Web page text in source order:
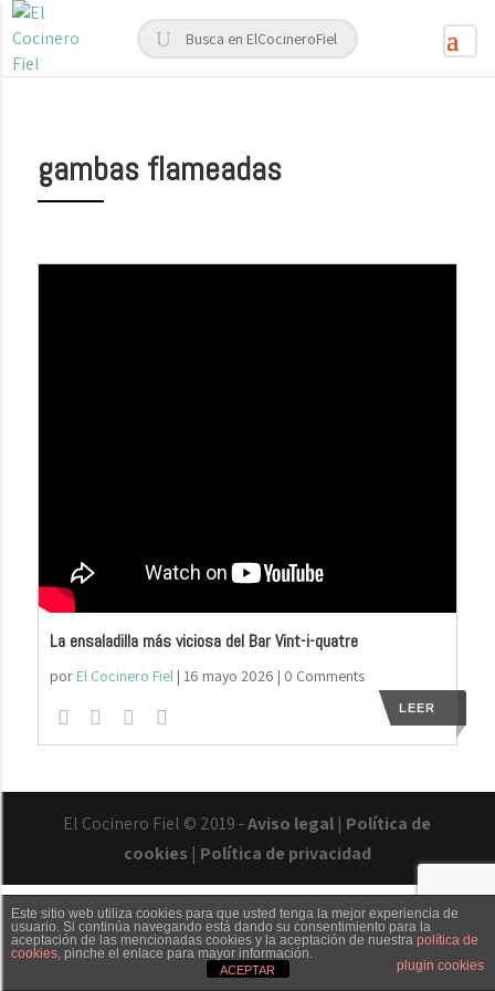
gambas flameadas
La ensaladilla más viciosa del Bar Vint-i-quatre
por El Cocinero Fiel| 16 mayo 2026 | 0 Comments
LEER
El Cocinero Fiel © 2019 -Aviso legal | Política de
cookies | Política de privacidad
Txaber Allué Redes sociales Contacto
Este sitio web utiliza cookies para que usted tenga la mejor experiencia de
usuario. Si continúa navegando está dando su consentimiento para la
aceptación de las mencionadas cookies y la aceptación de nuestra política de
cookies, pinche el enlace para mayor información.
plugin cookies
ACEPTAR